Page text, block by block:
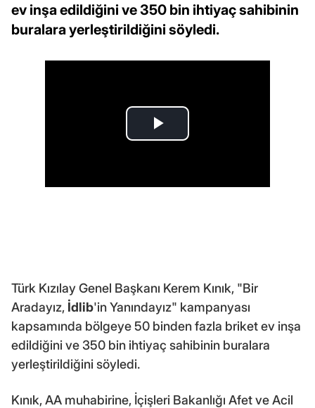
ev inşa edildiğini ve 350 bin ihtiyaç sahibinin
buralara yerleştirildiğini söyledi.
Türk Kızılay Genel Başkanı Kerem Kınık, "Bir
Aradayız, İdlib'in Yanındayız" kampanyası
kapsamında bölgeye 50 binden fazla briket ev inşa
edildiğini ve 350 bin ihtiyaç sahibinin buralara
yerleştirildiğini söyledi.
Kınık, AA muhabirine, İçişleri Bakanlığı Afet ve Acil